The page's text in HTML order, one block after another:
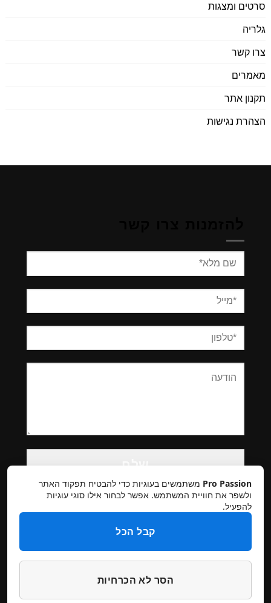
סרטים ומצגות
גלריה
צרו קשר
מאמרים
תקנון אתר
הצהרת נגישות
Please
leave
this
field
empty.
מדיניות פרטיות ביטולים והחזרות
Pro Passion משתמשים בעוגיות כדי להבטיח תפקוד האתר
ולשפר את חוויית המשתמש. אפשר לבחור אילו סוגי עוגיות
להפעיל.
קבל הכל
הסר לא הכרחיות